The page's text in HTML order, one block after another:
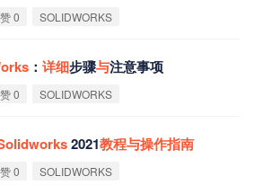
0 SOLIDWORKS
： 详细步骤与注意事项
0 SOLIDWORKS
2021教程与操作指南
0 SOLIDWORKS